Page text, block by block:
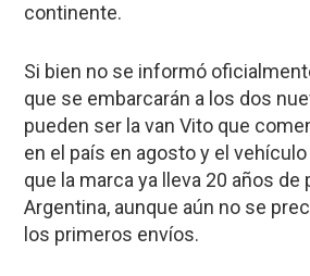
continente.
Si bien no se informó
que se embarcarán a los dos
pueden ser la van Vito que
en el país en agosto y el
que la marca ya lleva 20 años de
Argentina, aunque aún no se
los primeros envíos.